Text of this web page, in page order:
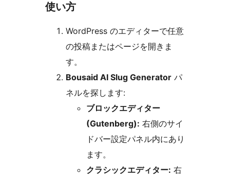
使い方
WordPress のエディターで任意
の投稿またはページを開きま
す。
Bousaid AI Slug Generator パ
ネルを探します:
ブロックエディター
(Gutenberg): 右側のサイ
ドバー設定パネル内にあり
ます。
クラシックエディター: 右